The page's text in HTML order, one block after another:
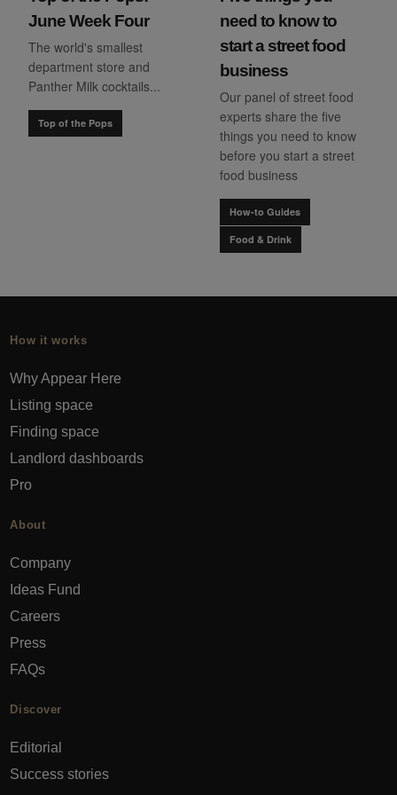
June Week Four
The world's smallest
department store and
Panther Milk cocktails...
Top of the Pops
need to know to
start a street food
business
Our panel of street food
experts share the five
things you need to know
before you start a street
food business
How-to Guides
Food & Drink
How it works
Why Appear Here
Listing space
Finding space
Landlord dashboards
Pro
About
Company
Ideas Fund
Careers
Press
FAQs
Discover
Editorial
Success stories